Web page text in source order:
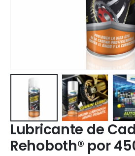
Lubricante de
Rehoboth® por